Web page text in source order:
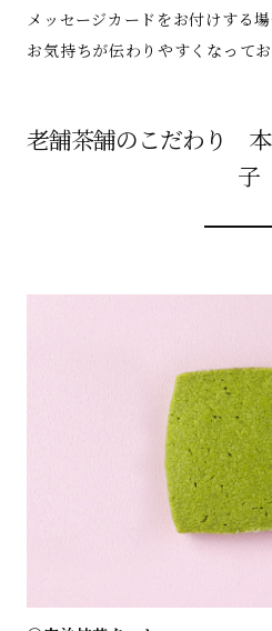
メッセージカードをお付けする
お気持ちが伝わりやすくなってお
老舗茶舗のこだわり
子